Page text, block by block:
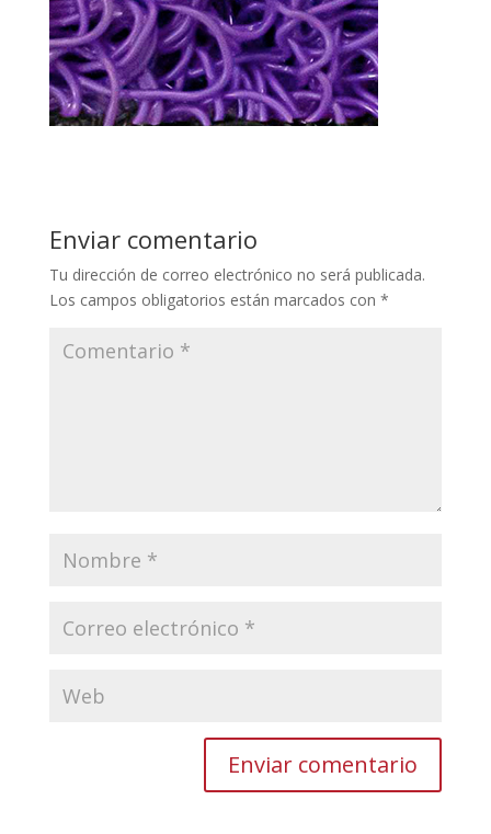
Enviar comentario
Tu dirección de correo electrónico no será publicada.
Los campos obligatorios están marcados con *